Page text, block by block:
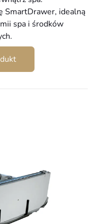
zł.
zł.
SmartDrawer, idealną
spa i środków